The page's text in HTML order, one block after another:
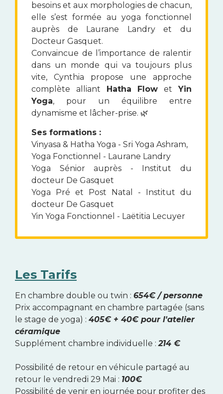
besoins et aux morphologies de chacun,
elle s’est formée au yoga fonctionnel
auprès de Laurane Landry et du
Docteur Gasquet.
Convaincue de l’importance de ralentir
dans un monde qui va toujours plus
vite, Cynthia propose une approche
complète alliant Hatha Flow etYin
Yoga, pour un équilibre entre
dynamisme et lâcher-prise. 🌿
Ses formations :
Vinyasa & Hatha Yoga - Sri Yoga Ashram,
Yoga Fonctionnel - Laurane Landry
Yoga Sénior auprès - Institut du
docteur De Gasquet
Yoga Pré et Post Natal - Institut du
docteur De Gasquet
Yin Yoga Fonctionnel - Laëtitia Lecuyer
Les Tarifs
En chambre double ou twin : 654€ / personne
Prix accompagnant en chambre partagée (sans
le stage de yoga) : 405€ + 40€ pour l'atelier
céramique
Supplément chambre individuelle :214 €
Possibilité de retour en véhicule partagé au
retour le vendredi 29 Mai : 100€
Possibilité de venir en journée pour profiter des